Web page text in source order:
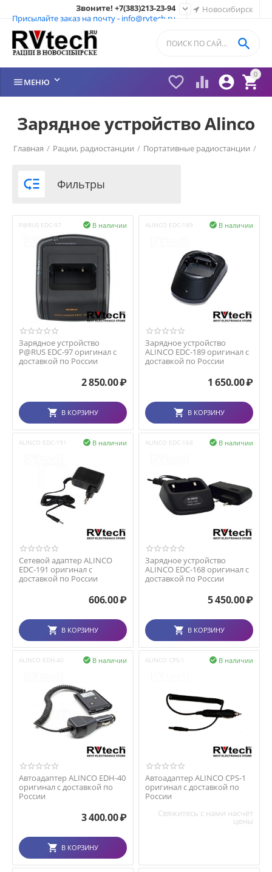
Новосибирск
Звоните! +7(383)213-23-94
Присылайте заказ на почту - info@rvtech.ru

0


 

МЕНЮ 
Зарядное устройство Alinco
Главная / Рации, радиостанции / Портативные радиостанции /
 Фильтры
P@RUS EDC-97 В наличии

Зарядное устройство
P@RUS EDC-97 оригинал с
доставкой по России
2 850.00₽
В КОРЗИНУ
ALINCO EDC-189 В наличии

Зарядное устройство
ALINCO EDC-189 оригинал с
доставкой по России
1 650.00₽
В КОРЗИНУ
ALINCO EDC-191 В наличии

Сетевой адаптер ALINCO
EDC-191 оригинал с
доставкой по России
606.00₽
В КОРЗИНУ
ALINCO EDC-168 В наличии

Зарядное устройство
ALINCO EDC-168 оригинал с
доставкой по России
5 450.00₽
В КОРЗИНУ
ALINCO EDH-40 В наличии

Автоадаптер ALINCO EDH-40
оригинал с доставкой по
России
3 400.00₽
В КОРЗИНУ
ALINCO CPS-1 В наличии

Автоадаптер ALINCO CPS-1
оригинал с доставкой по
России
Свяжитесь с нами насчёт
цены